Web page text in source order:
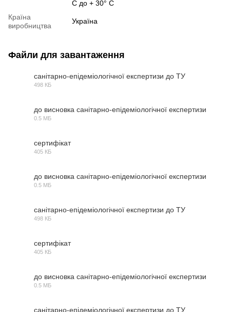
С до + 30° С
Країна
виробництва
Україна
Файли для завантаження
санітарно-епідеміологічної експертизи до ТУ
498 КБ
до висновка санітарно-епідеміологічної експертизи
0.5 МБ
сертифікат
405 КБ
до висновка санітарно-епідеміологічної експертизи
0.5 МБ
санітарно-епідеміологічної експертизи до ТУ
498 КБ
сертифікат
405 КБ
до висновка санітарно-епідеміологічної експертизи
0.5 МБ
санітарно-епідеміологічної експертизи до ТУ